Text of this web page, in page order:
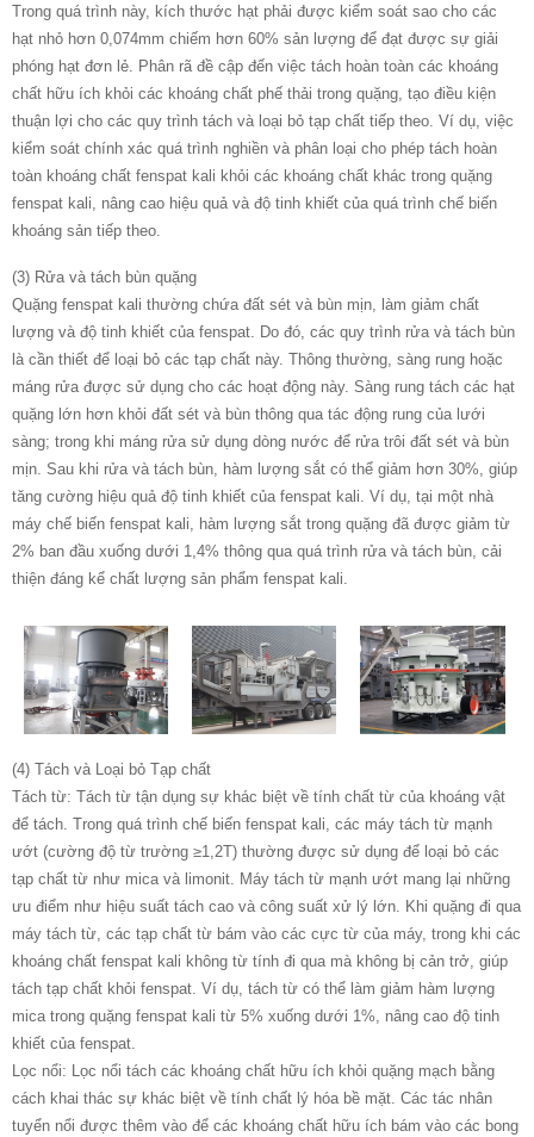
Trong quá trình này, kích thước hạt phải được kiểm soát sao cho các
hạt nhỏ hơn 0,074mm chiếm hơn 60% sản lượng để đạt được sự giải
phóng hạt đơn lẻ. Phân rã đề cập đến việc tách hoàn toàn các khoáng
chất hữu ích khỏi các khoáng chất phế thải trong quặng, tạo điều kiện
thuận lợi cho các quy trình tách và loại bỏ tạp chất tiếp theo. Ví dụ, việc
kiểm soát chính xác quá trình nghiền và phân loại cho phép tách hoàn
toàn khoáng chất fenspat kali khỏi các khoáng chất khác trong quặng
fenspat kali, nâng cao hiệu quả và độ tinh khiết của quá trình chế biến
khoáng sản tiếp theo.
(3) Rửa và tách bùn quặng
Quặng fenspat kali thường chứa đất sét và bùn mịn, làm giảm chất
lượng và độ tinh khiết của fenspat. Do đó, các quy trình rửa và tách bùn
là cần thiết để loại bỏ các tạp chất này. Thông thường, sàng rung hoặc
máng rửa được sử dụng cho các hoạt động này. Sàng rung tách các hạt
quặng lớn hơn khỏi đất sét và bùn thông qua tác động rung của lưới
sàng; trong khi máng rửa sử dụng dòng nước để rửa trôi đất sét và bùn
mịn. Sau khi rửa và tách bùn, hàm lượng sắt có thể giảm hơn 30%, giúp
tăng cường hiệu quả độ tinh khiết của fenspat kali. Ví dụ, tại một nhà
máy chế biến fenspat kali, hàm lượng sắt trong quặng đã được giảm từ
2% ban đầu xuống dưới 1,4% thông qua quá trình rửa và tách bùn, cải
thiện đáng kể chất lượng sản phẩm fenspat kali.
(4) Tách và Loại bỏ Tạp chất
Tách từ: Tách từ tận dụng sự khác biệt về tính chất từ ​​của khoáng vật
để tách. Trong quá trình chế biến fenspat kali, các máy tách từ mạnh
ướt (cường độ từ trường ≥1,2T) thường được sử dụng để loại bỏ các
tạp chất từ ​​như mica và limonit. Máy tách từ mạnh ướt mang lại những
ưu điểm như hiệu suất tách cao và công suất xử lý lớn. Khi quặng đi qua
máy tách từ, các tạp chất từ ​​bám vào các cực từ của máy, trong khi các
khoáng chất fenspat kali không từ tính đi qua mà không bị cản trở, giúp
tách tạp chất khỏi fenspat. Ví dụ, tách từ có thể làm giảm hàm lượng
mica trong quặng fenspat kali từ 5% xuống dưới 1%, nâng cao độ tinh
khiết của fenspat.
Lọc nổi: Lọc nổi tách các khoáng chất hữu ích khỏi quặng mạch bằng
cách khai thác sự khác biệt về tính chất lý hóa bề mặt. Các tác nhân
tuyển nổi được thêm vào để các khoáng chất hữu ích bám vào các bong